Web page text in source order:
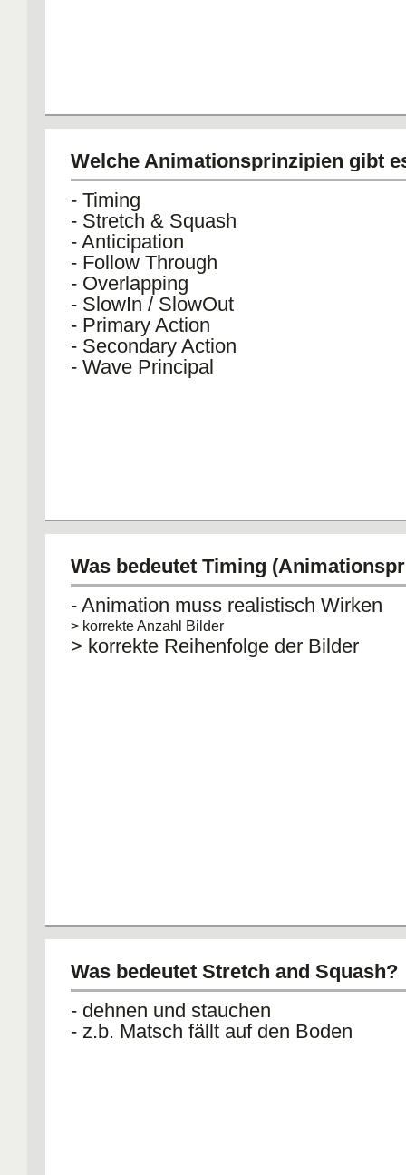
Welche Animationsprinzipien gibt
- Timing
- Stretch & Squash
- Anticipation
- Follow Through
- Overlapping
- SlowIn / SlowOut
- Primary Action
- Secondary Action
- Wave Principal
Was bedeutet Timing
- Animation muss realistisch Wirken
> korrekte Anzahl Bilder
> korrekte Reihenfolge der Bilder
Was bedeutet Stretch and Squash?
- dehnen und stauchen
- z.b. Matsch fällt auf den Boden